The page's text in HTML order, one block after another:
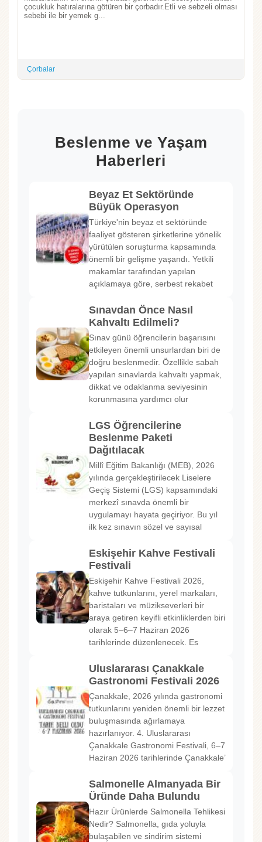
çocukluk hatıralarına götüren bir çorbadır.Etli ve sebzeli olması
sebebi ile bir yemek g...
Çorbalar
Beslenme ve Yaşam
Haberleri
Beyaz Et Sektöründe
Büyük Operasyon
Türkiye'nin beyaz et sektöründe
faaliyet gösteren şirketlerine yönelik
yürütülen soruşturma kapsamında
önemli bir gelişme yaşandı. Yetkili
makamlar tarafından yapılan
açıklamaya göre, serbest rekabet
Sınavdan Önce Nasıl
Kahvaltı Edilmeli?
Sınav günü öğrencilerin başarısını
etkileyen önemli unsurlardan biri de
doğru beslenmedir. Özellikle sabah
yapılan sınavlarda kahvaltı yapmak,
dikkat ve odaklanma seviyesinin
korunmasına yardımcı olur
LGS Öğrencilerine
Beslenme Paketi
Dağıtılacak
Millî Eğitim Bakanlığı (MEB), 2026
yılında gerçekleştirilecek Liselere
Geçiş Sistemi (LGS) kapsamındaki
merkezî sınavda önemli bir
uygulamayı hayata geçiriyor. Bu yıl
ilk kez sınavın sözel ve sayısal
Eskişehir Kahve Festivali
Festivali
Eskişehir Kahve Festivali 2026,
kahve tutkunlarını, yerel markaları,
baristaları ve müzikseverleri bir
araya getiren keyifli etkinliklerden biri
olarak 5–6–7 Haziran 2026
tarihlerinde düzenlenecek. Es
Uluslararası Çanakkale
Gastronomi Festivali 2026
Çanakkale, 2026 yılında gastronomi
tutkunlarını yeniden önemli bir lezzet
buluşmasında ağırlamaya
hazırlanıyor. 4. Uluslararası
Çanakkale Gastronomi Festivali, 6–7
Haziran 2026 tarihlerinde Çanakkale’
Salmonelle Almanyada Bir
Üründe Daha Bulundu
Hazır Ürünlerde Salmonella Tehlikesi
Nedir? Salmonella, gıda yoluyla
bulaşabilen ve sindirim sistemi